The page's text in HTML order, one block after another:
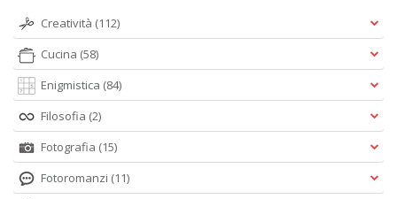
Creatività (112)
Cucina (58)
Enigmistica (84)
Filosofia (2)
Fotografia (15)
Fotoromanzi (11)